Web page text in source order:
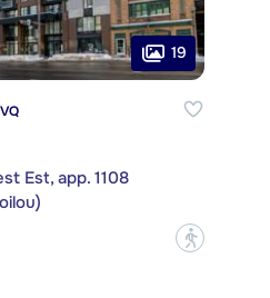
19
Est, app. 1108
?